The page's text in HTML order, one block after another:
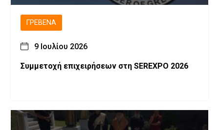
ΓΡΕΒΕΝΆ
9 Ιουλίου 2026
Συμμετοχή επιχειρήσεων στη SEREXPO 2026